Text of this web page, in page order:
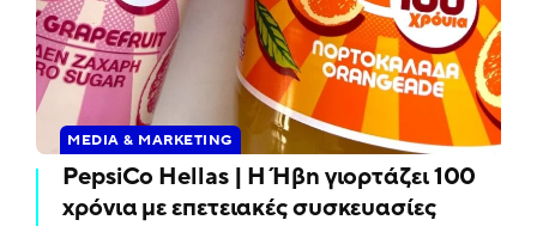
MEDIA & MARKETING
PepsiCo Hellas | Η Ήβη γιορτάζει 100
χρόνια με επετειακές συσκευασίες